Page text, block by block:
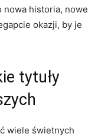
nowa historia, nowe
okazji, by je
tytuły
wiele świetnych